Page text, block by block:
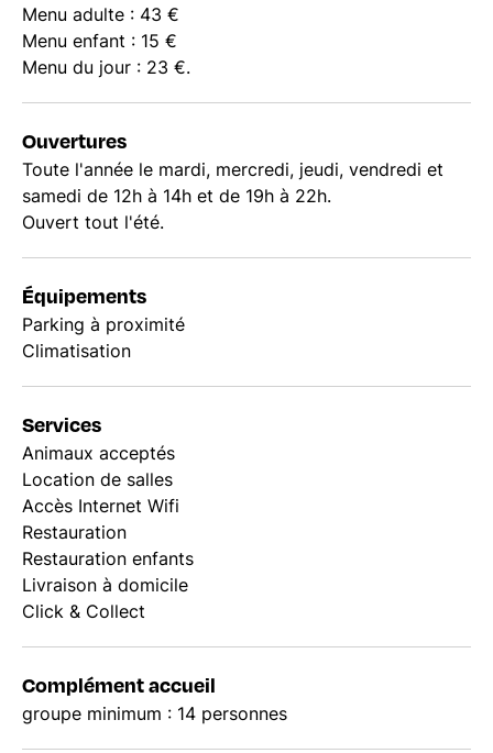
Menu adulte : 43 €
Menu enfant : 15 €
Menu du jour : 23 €.
Ouvertures
Toute l'année le mardi, mercredi, jeudi, vendredi et
samedi de 12h à 14h et de 19h à 22h.
Ouvert tout l'été.
Équipements
Parking à proximité
Climatisation
Services
Animaux acceptés
Location de salles
Accès Internet Wifi
Restauration
Restauration enfants
Livraison à domicile
Click & Collect
Complément accueil
groupe minimum : 14 personnes